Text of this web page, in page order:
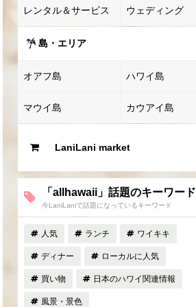
レンタル＆サービス ウェディング
島・エリア
オアフ島 ハワイ島
マウイ島 カウアイ島
LaniLani market
「allhawaii」話題のキーワード
今LaniLaniで話題になっているキーワード
人気 ランチ ワイキキ
ディナー ローカルに人気
買い物 日本のハワイ関連情報
風景・景色